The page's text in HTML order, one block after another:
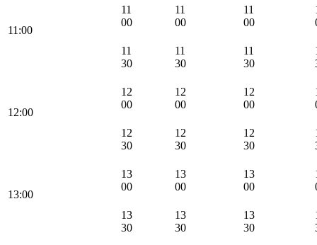
11:00
11
00
11
00
11
00
11
30
11
30
11
30
12:00
12
00
12
00
12
00
12
30
12
30
12
30
13:00
13
00
13
00
13
00
13
30
13
30
13
30